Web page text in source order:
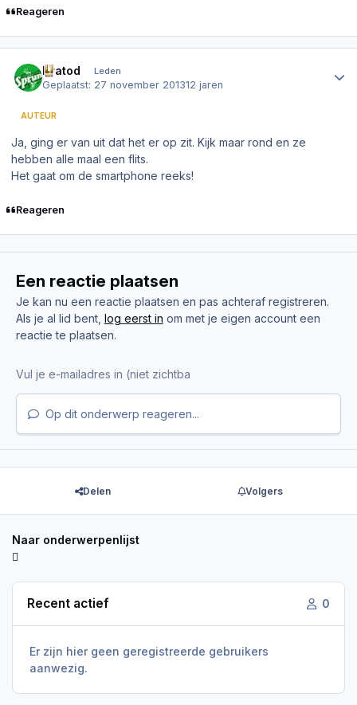
Reageren
Kratod Leden
Geplaatst: 27 november 201312 jaren
AUTEUR
Ja, ging er van uit dat het er op zit. Kijk maar rond en ze
hebben alle maal een flits.
Het gaat om de smartphone reeks!
Reageren
Een reactie plaatsen
Je kan nu een reactie plaatsen en pas achteraf registreren.
Als je al lid bent, log eerst in om met je eigen account een
reactie te plaatsen.
Op dit onderwerp reageren...
Delen Volgers
Naar onderwerpenlijst
Recent actief 0
Er zijn hier geen geregistreerde gebruikers
aanwezig.